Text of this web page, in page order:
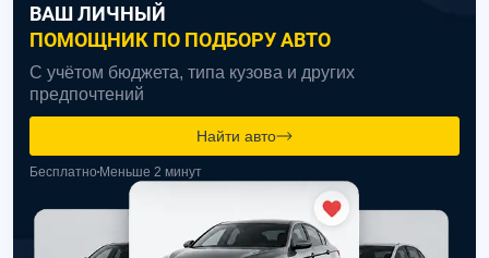
ВАШ ЛИЧНЫЙ
ПОМОЩНИК ПО ПОДБОРУ АВТО
С учётом бюджета, типа кузова и других
предпочтений
Найти авто
Бесплатно Меньше 2 минут